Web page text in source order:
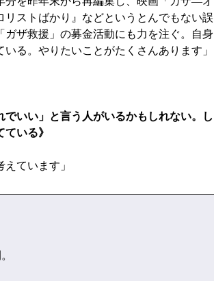
ストばかり』などというとんでもない誤
ザ救援」の募金活動にも力を注ぐ。自身
る。やりたいことがたくさんあります」
いい」と言う人がいるかもしれない。し
いる》
ています」